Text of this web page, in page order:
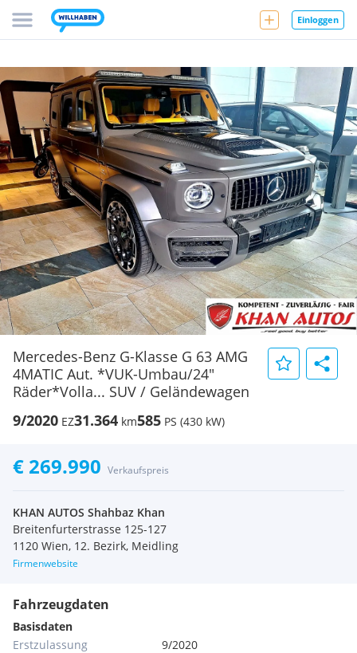
Einloggen
Mercedes-Benz G-Klasse G 63 AMG
4MATIC Aut. *VUK-Umbau/24"
Räder*Volla... SUV / Geländewagen
9/2020 EZ31.364 km585 PS (430 kW)
€ 269.990 Verkaufspreis
KHAN AUTOS Shahbaz Khan
Breitenfurterstrasse 125-127
1120 Wien, 12. Bezirk, Meidling
Firmenwebsite
Fahrzeugdaten
Basisdaten
Erstzulassung
9/2020